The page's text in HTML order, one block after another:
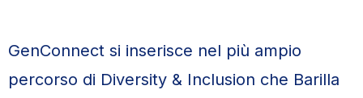
GenConnect si inserisce nel più ampio
percorso di Diversity & Inclusion che Barilla